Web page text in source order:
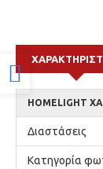
HOMELIGHT
Διαστάσεις
Κατηγορία